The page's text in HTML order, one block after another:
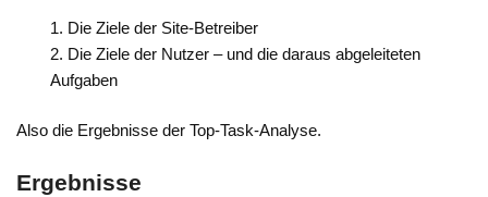
Die Ziele der Site-Betreiber
Die Ziele der Nutzer – und die daraus abgeleiteten
Aufgaben
Also die Ergebnisse der Top-Task-Analyse.
Ergebnisse